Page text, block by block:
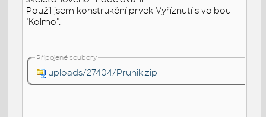
Použil jsem konstrukční prvek Vyříznutí s volbou
"Kolmo".
Připojené soubory
uploads/27404/Prunik.zip